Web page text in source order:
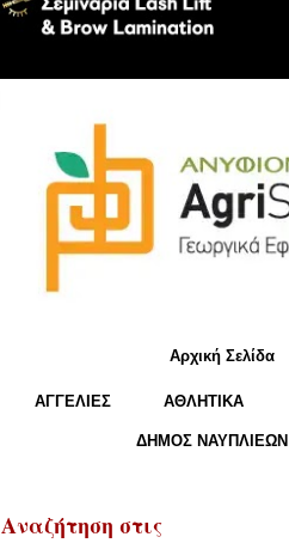
Αρχική Σελίδα
ΑΓΓΕΛΙΕΣ ΑΘΛΗΤΙΚΑ
ΔΗΜΟΣ ΝΑΥΠΛΙΕΩΝ
Αναζήτηση στις